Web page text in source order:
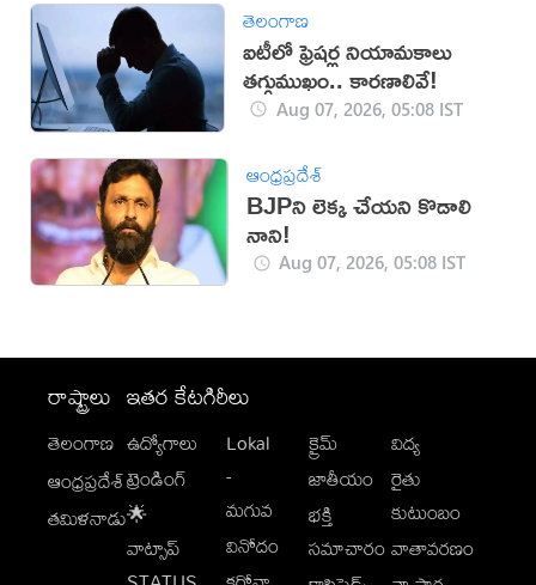
తెలంగాణ
ఐటీలో ఫ్రెషర్ల నియామకాలు
తగ్గుముఖం.. కారణాలివే!
Aug 07, 2026, 05:08 IST
ఆంధ్రప్రదేశ్
BJPని లెక్క చేయని కొడాలి
నాని!
Aug 07, 2026, 05:08 IST
రాష్ట్రాలు
తెలంగాణ
ఆంధ్రప్రదేశ్
తమిళనాడు
ఇతర కేటగిరీలు
ఉద్యోగాలు
ట్రెండింగ్
🌟
వాట్సాప్
Lokal
-
మగువ
వినోదం
క్రైమ్
జాతీయం
భక్తి
సమాచారం
విద్య
రైతు
కుటుంబం
వాతావరణం